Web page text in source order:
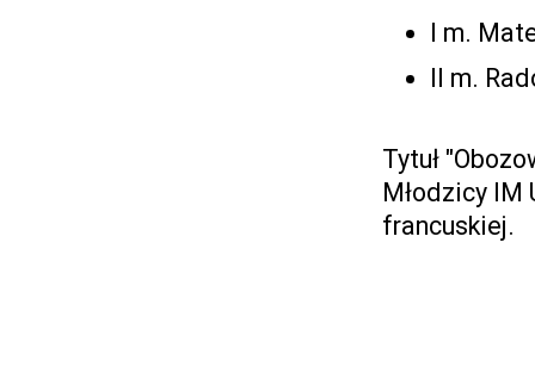
I m.
II m.
Tytuł
Młodzicy IM
francuskiej.